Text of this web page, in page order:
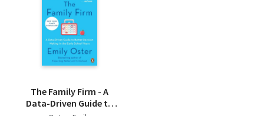
The Family Firm - A
Data-Driven Guide to